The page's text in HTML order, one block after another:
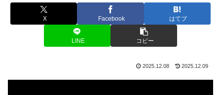
X Facebook はてブ
LINE コピー
2025.12.08 2025.12.09